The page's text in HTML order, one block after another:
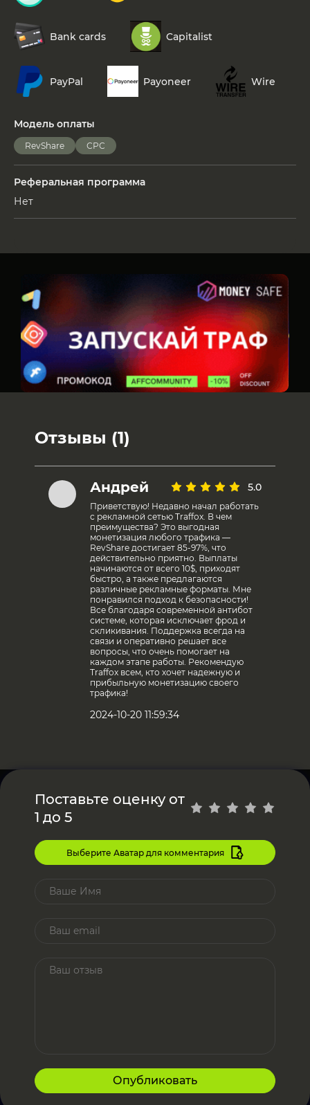
Bank cards Capitalist
PayPal Payoneer Wire
Модель оплаты
RevShare СРС
Реферальная программа
Нет
Отзывы (1)
Андрей 5.0
Приветствую! Недавно начал работать
с рекламной сетью Traffox. В чем
преимущества? Это выгодная
монетизация любого трафика —
RevShare достигает 85-97%, что
действительно приятно. Выплаты
начинаются от всего 10$, приходят
быстро, а также предлагаются
различные рекламные форматы. Мне
понравился подход к безопасности!
Все благодаря современной антибот
системе, которая исключает фрод и
скликивания. Поддержка всегда на
связи и оперативно решает все
вопросы, что очень помогает на
каждом этапе работы. Рекомендую
Traffox всем, кто хочет надежную и
прибыльную монетизацию своего
трафика!
2024-10-20 11:59:34
Поставьте оценку от
1 до 5
Выберите Аватар для комментария
Опубликовать